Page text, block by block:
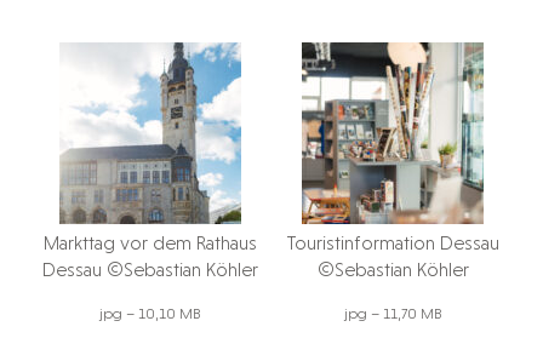
Markttag vor dem Rathaus
Dessau ©Sebastian Köhler
jpg – 10,10 MB
Touristinformation Dessau
©Sebastian Köhler
jpg – 11,70 MB